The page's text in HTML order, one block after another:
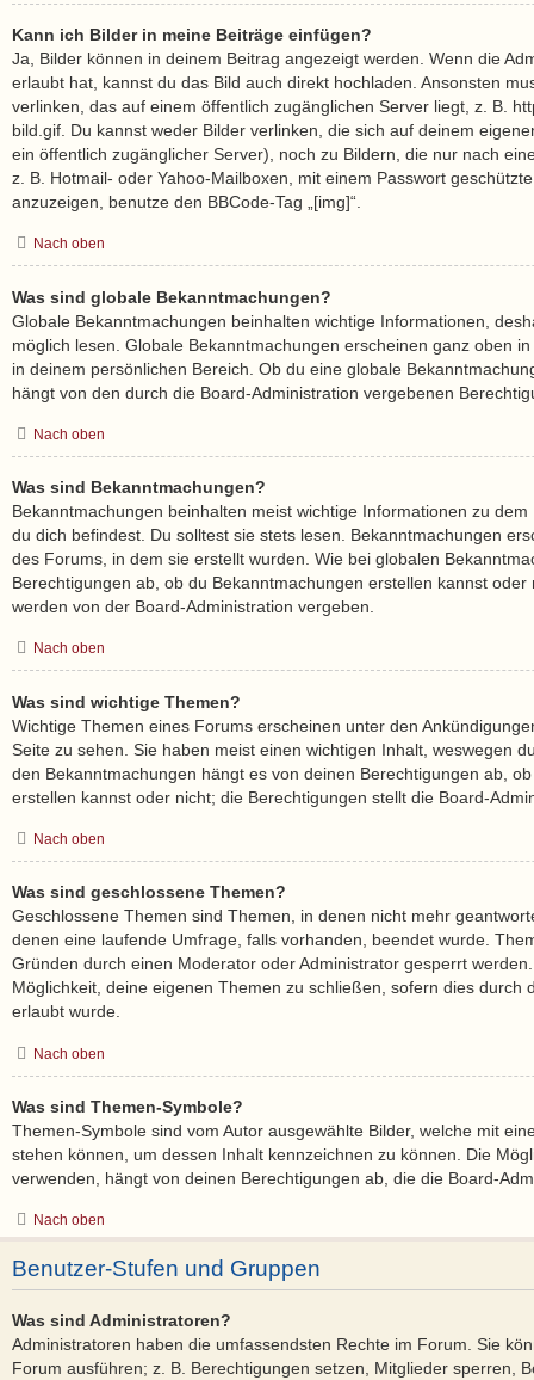
Kann ich Bilder in meine Beiträge einfügen?
Ja, Bilder können in deinem Beitrag angezeigt werden. Wenn die
erlaubt hat, kannst du das Bild auch direkt hochladen. Ansonsten
verlinken, das auf einem öffentlich zugänglichen Server liegt, z. B.
bild.gif. Du kannst weder Bilder verlinken, die sich auf deinem
ein öffentlich zugänglicher Server), noch zu Bildern, die nur nach
z. B. Hotmail- oder Yahoo-Mailboxen, mit einem Passwort
anzuzeigen, benutze den BBCode-Tag „[img]“.
Nach oben
Was sind globale Bekanntmachungen?
Globale Bekanntmachungen beinhalten wichtige Informationen,
möglich lesen. Globale Bekanntmachungen erscheinen ganz oben
in deinem persönlichen Bereich. Ob du eine globale
hängt von den durch die Board-Administration vergebenen
Nach oben
Was sind Bekanntmachungen?
Bekanntmachungen beinhalten meist wichtige Informationen zu
du dich befindest. Du solltest sie stets lesen. Bekanntmachungen
des Forums, in dem sie erstellt wurden. Wie bei globalen
Berechtigungen ab, ob du Bekanntmachungen erstellen kannst
werden von der Board-Administration vergeben.
Nach oben
Was sind wichtige Themen?
Wichtige Themen eines Forums erscheinen unter den
Seite zu sehen. Sie haben meist einen wichtigen Inhalt, weswegen
den Bekanntmachungen hängt es von deinen Berechtigungen ab,
erstellen kannst oder nicht; die Berechtigungen stellt die Board-
Nach oben
Was sind geschlossene Themen?
Geschlossene Themen sind Themen, in denen nicht mehr
denen eine laufende Umfrage, falls vorhanden, beendet wurde.
Gründen durch einen Moderator oder Administrator gesperrt
Möglichkeit, deine eigenen Themen zu schließen, sofern dies durch
erlaubt wurde.
Nach oben
Was sind Themen-Symbole?
Themen-Symbole sind vom Autor ausgewählte Bilder, welche mit
stehen können, um dessen Inhalt kennzeichnen zu können. Die
verwenden, hängt von deinen Berechtigungen ab, die die Board-
Nach oben
Benutzer-Stufen und Gruppen
Was sind Administratoren?
Administratoren haben die umfassendsten Rechte im Forum. Sie
Forum ausführen; z. B. Berechtigungen setzen, Mitglieder sperren,